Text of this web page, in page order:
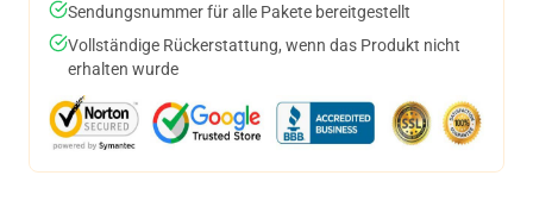
Sendungsnummer für alle Pakete bereitgestellt
Vollständige Rückerstattung, wenn das Produkt nicht
erhalten wurde